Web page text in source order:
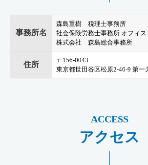
事務所名
森島重樹 税理士事務所
社会保険労務士事務所 オフィ
株式会社 森島総合事務所
住所
〒156-0043
東京都世田谷区松原2-46-9 第一
アクセス